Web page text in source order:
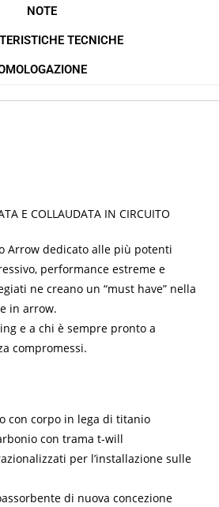
NOTE
TECNICHE
E COLLAUDATA IN CIRCUITO
Arrow dedicato alle più potenti
performance estreme e
ne creano un “must have” nella
in arrow.
e a chi è sempre pronto a
compromessi.
con corpo in lega di titanio
con trama t-will
per l’installazione sulle
di nuova concezione